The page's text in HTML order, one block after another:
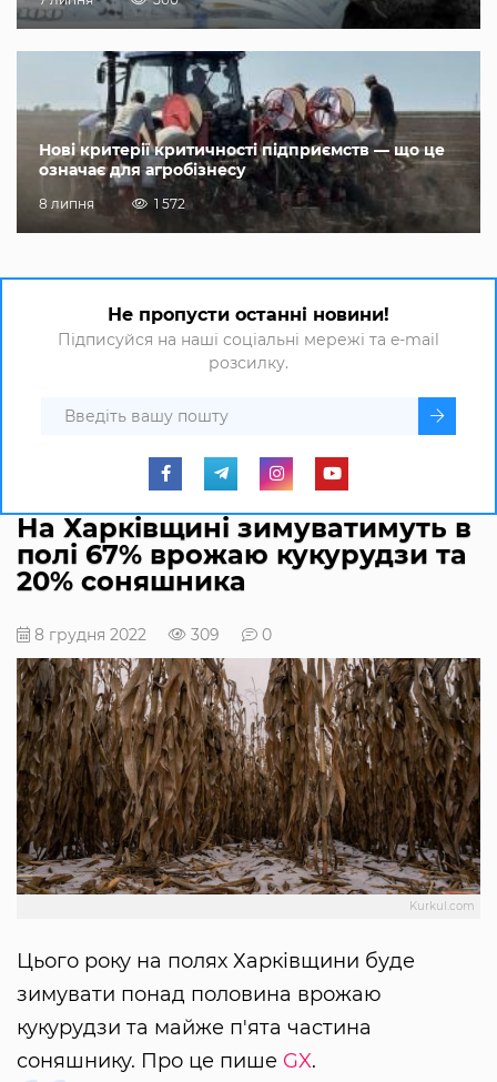
Нові критерії критичності підприємств — що це
означає для агробізнесу
8 липня 1 572
Не пропусти останні новини!
Підписуйся на наші соціальні мережі та e-mail
розсилку.
На Харківщині зимуватимуть в
полі 67% врожаю кукурудзи та
20% соняшника
8 грудня 2022 309 0
Kurkul.com
Цього року на полях Харківщини буде
зимувати понад половина врожаю
кукурудзи та майже п'ята частина
соняшнику. Про це пише GX.